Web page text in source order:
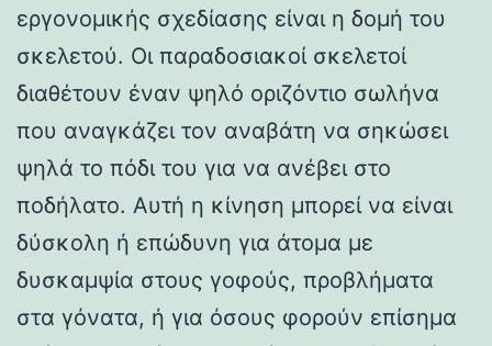
εργονομικής σχεδίασης είναι η δομή του
σκελετού. Οι παραδοσιακοί σκελετοί
διαθέτουν έναν ψηλό οριζόντιο σωλήνα
που αναγκάζει τον αναβάτη να σηκώσει
ψηλά το πόδι του για να ανέβει στο
ποδήλατο. Αυτή η κίνηση μπορεί να είναι
δύσκολη ή επώδυνη για άτομα με
δυσκαμψία στους γοφούς, προβλήματα
στα γόνατα, ή για όσους φορούν επίσημα